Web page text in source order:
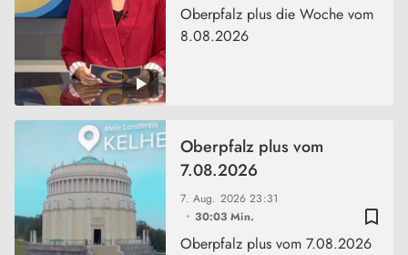
Oberpfalz plus die Woche vom
8.08.2026
bookmark_border
7. Aug. 202623:31
30:03 Min.
Oberpfalz plus vom
7.08.2026
Oberpfalz plus vom 7.08.2026